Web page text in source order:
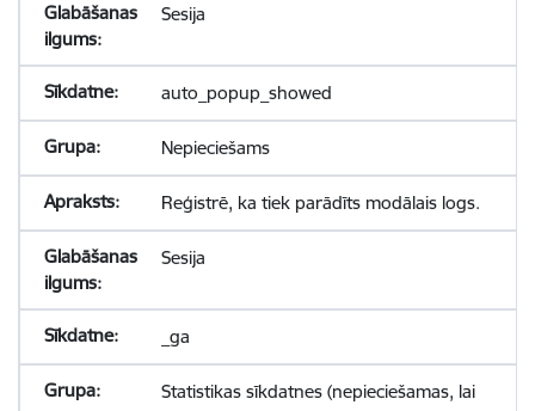
Sesija
auto_popup_showed
Nepieciešams
Reģistrē, ka tiek parādīts modālais logs.
Sesija
_ga
Statistikas sīkdatnes (nepieciešamas, lai